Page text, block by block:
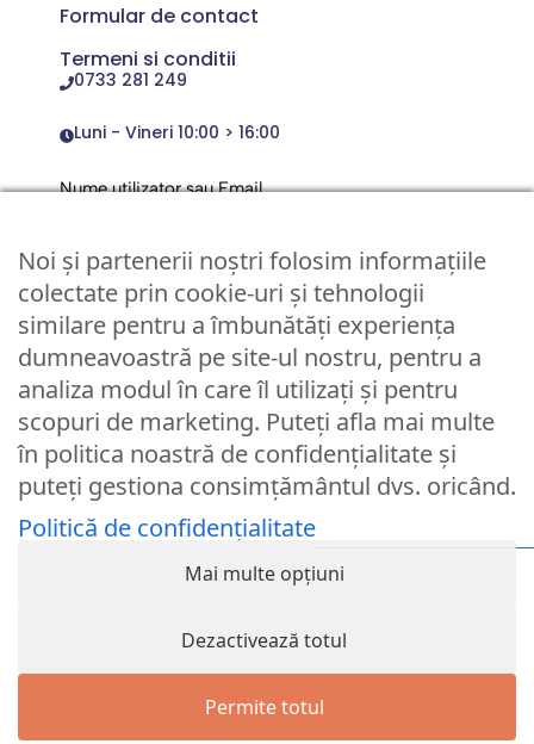
Formular de contact
Termeni si conditii
0733 281 249
Luni - Vineri 10:00 > 16:00
Nume utilizator sau Email
Parola
Remember Me
Logare
Lost your password?
© Partybaloane.ro - Toate drepturile rezervate. ™
Noi și partenerii noștri folosim informațiile
colectate prin cookie-uri și tehnologii
similare pentru a îmbunătăți experiența
dumneavoastră pe site-ul nostru, pentru a
analiza modul în care îl utilizați și pentru
scopuri de marketing. Puteți afla mai multe
în politica noastră de confidențialitate și
puteți gestiona consimțământul dvs. oricând.
Politică de confidențialitate
Mai multe opțiuni
Dezactivează totul
Permite totul